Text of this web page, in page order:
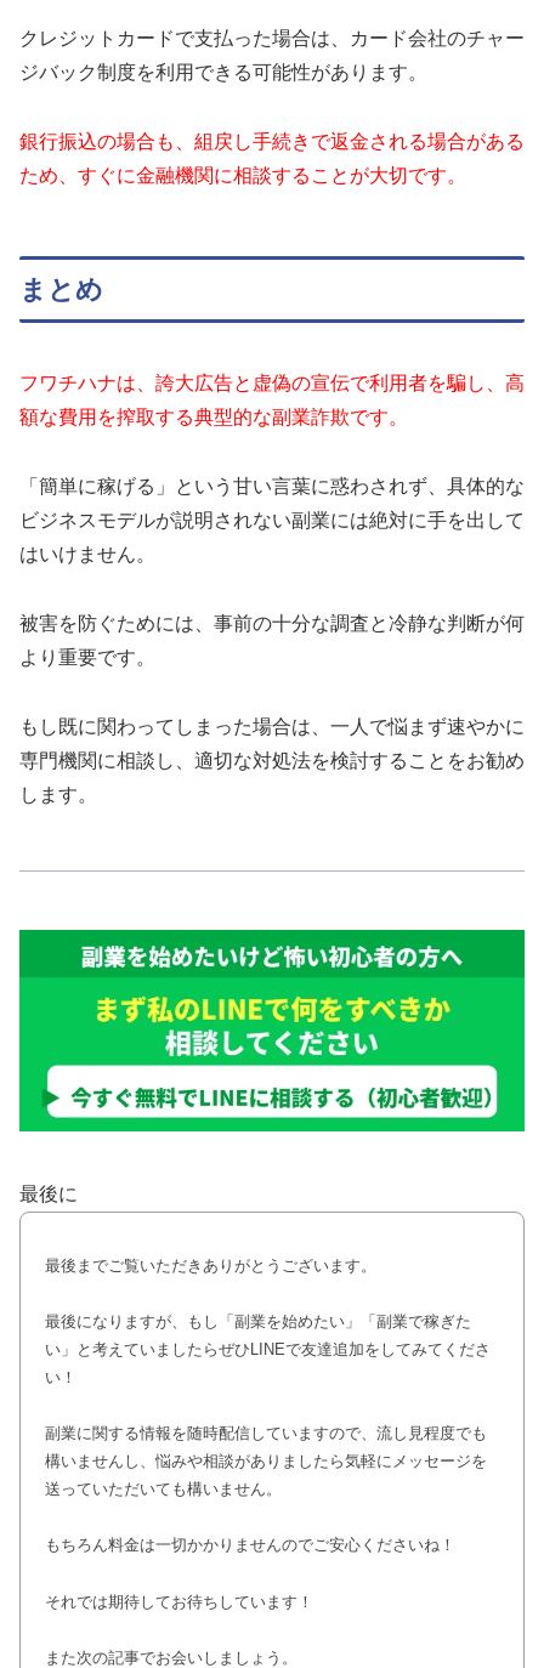
クレジットカードで支払った場合は、カード会社のチャー
ジバック制度を利用できる可能性があります。
銀行振込の場合も、組戻し手続きで返金される場合がある
ため、すぐに金融機関に相談することが大切です。
まとめ
フワチハナは、誇大広告と虚偽の宣伝で利用者を騙し、高
額な費用を搾取する典型的な副業詐欺です。
「簡単に稼げる」という甘い言葉に惑わされず、具体的な
ビジネスモデルが説明されない副業には絶対に手を出して
はいけません。
被害を防ぐためには、事前の十分な調査と冷静な判断が何
より重要です。
もし既に関わってしまった場合は、一人で悩まず速やかに
専門機関に相談し、適切な対処法を検討することをお勧め
します。
最後に
最後までご覧いただきありがとうございます。
最後になりますが、もし「副業を始めたい」「副業で稼ぎた
い」と考えていましたらぜひLINEで友達追加をしてみてくださ
い！
副業に関する情報を随時配信していますので、流し見程度でも
構いませんし、悩みや相談がありましたら気軽にメッセージを
送っていただいても構いません。
もちろん料金は一切かかりませんのでご安心くださいね！
それでは期待してお待ちしています！
また次の記事でお会いしましょう。